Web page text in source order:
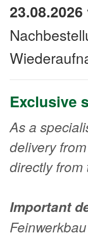
23.08.2026
Exclusive
As a
delivery
directly
Important